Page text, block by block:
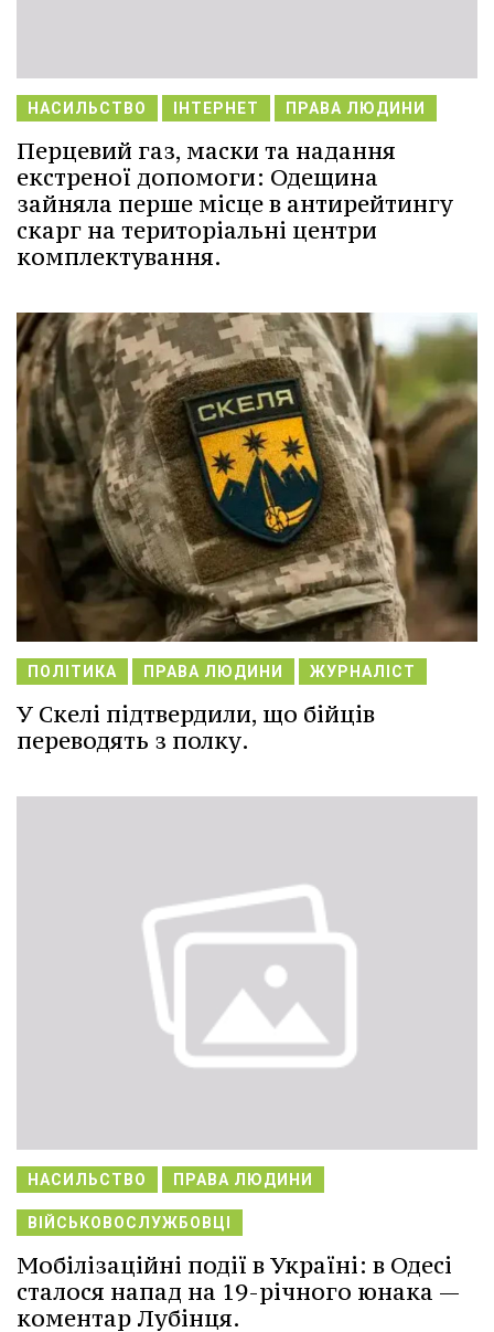
НАСИЛЬСТВО ІНТЕРНЕТ ПРАВА ЛЮДИНИ
Перцевий газ, маски та надання
екстреної допомоги: Одещина
зайняла перше місце в антирейтингу
скарг на територіальні центри
комплектування.
ПОЛІТИКА ПРАВА ЛЮДИНИ ЖУРНАЛІСТ
У Скелі підтвердили, що бійців
переводять з полку.
НАСИЛЬСТВО ПРАВА ЛЮДИНИ
ВІЙСЬКОВОСЛУЖБОВЦІ
Мобілізаційні події в Україні: в Одесі
сталося напад на 19-річного юнака —
коментар Лубінця.